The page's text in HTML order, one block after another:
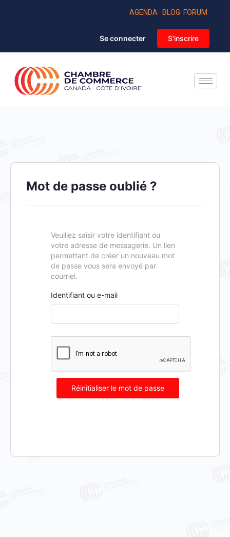
AGENDA BLOG FORUM
Se connecter S'inscrire
Mot de passe oublié ?
Veuillez saisir votre identifiant ou
votre adresse de messagerie. Un lien
permettant de créer un nouveau mot
de passe vous sera envoyé par
courriel.
Identifiant ou e-mail
Réinitialiser le mot de passe